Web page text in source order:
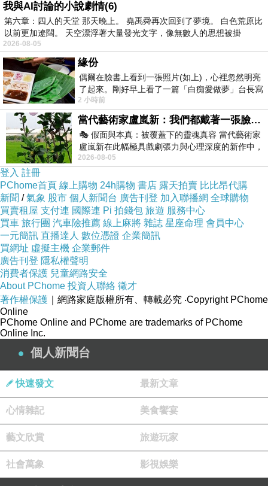
我與AI討論的小說劇情(6)
第六章：四人的天堂 那天晚上。 堯禹舜再次回到了夢境。 白色荒原比
以前更加遼闊。 天空漂浮著大量發光文字，像無數人的思想被掛
2026-08-05
緣份
偶爾在臉書上看到一張照片(如上)，心裡忽然明亮
了起來。剛好早上看了一篇「白痴愛做夢」台長寫
的貼文，在回顧年輕時瘋狂愛上
2 小時前
當代藝術家盧嵐新：我們都戴著一張臉，可真正的自己，總藏在那些被塗抹、被覆蓋的痕跡裡
🎭 假面與本真：被覆蓋下的靈魂真容 當代藝術家
盧嵐新在此幅極具戲劇張力與心理深度的新作中，
運用質感豐富的紙材肌理、墨痕與大膽的
2026-08-05
登入 註冊
PChome首頁 線上購物 24h購物 書店 露天拍賣 比比昂代購
新聞 /氣象 股市 個人新聞台 廣告刊登 加入聯播網 全球購物
買賣租屋 支付連 國際連 Pi 拍錢包 旅遊 服務中心
買車 旅行團 汽車險推薦 線上麻將 雜誌 星座命理 會員中心
一元簡訊 直播達人 數位憑證 企業簡訊
買網址 虛擬主機 企業郵件
廣告刊登 隱私權聲明
消費者保護 兒童網路安全
About PChome 投資人聯絡 徵才
著作權保護 ｜網路家庭版權所有、轉載必究 ‧Copyright PChome
Online
PChome Online and PChome are trademarks of PChome
Online Inc.
個人新聞台
快速發文 最新文章
心情雜記 美食饗宴
藝文欣賞 旅遊玩家
社會萬象 影視娛樂